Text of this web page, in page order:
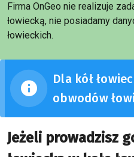
Firma OnGeo nie realizuje
łowiecką, nie posiadamy
łowieckich.
Dla kół
obwodów
Jeżeli prowadzisz